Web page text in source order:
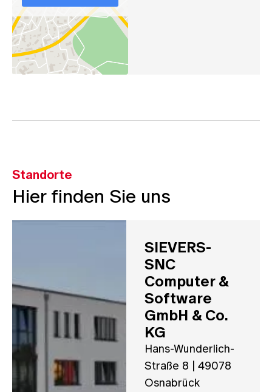
Standorte
Hier finden Sie uns
SIEVERS-
SNC
Computer &
Software
GmbH & Co.
KG
Hans-Wunderlich-
Straße 8 | 49078
Osnabrück